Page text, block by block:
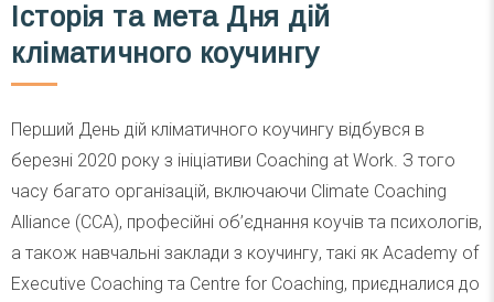
Історія та мета Дня дій
кліматичного коучингу
Перший День дій кліматичного коучингу відбувся в
березні 2020 року з ініціативи Coaching at Work. З того
часу багато організацій, включаючи Climate Coaching
Alliance (CCA), професійні об’єднання коучів та психологів,
а також навчальні заклади з коучингу, такі як Academy of
Executive Coaching та Centre for Coaching, приєдналися до